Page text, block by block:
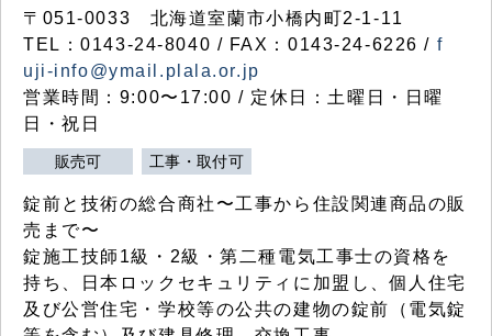
〒051-0033 北海道室蘭市小橋内町2-1-11
TEL：0143-24-8040 / FAX：0143-24-6226 / f
uji-info@ymail.plala.or.jp
営業時間：9:00〜17:00 / 定休日：土曜日・日曜
日・祝日
販売可 工事・取付可
錠前と技術の総合商社〜工事から住設関連商品の販
売まで〜
錠施工技師1級・2級・第二種電気工事士の資格を
持ち、日本ロックセキュリティに加盟し、個人住宅
及び公営住宅・学校等の公共の建物の錠前（電気錠